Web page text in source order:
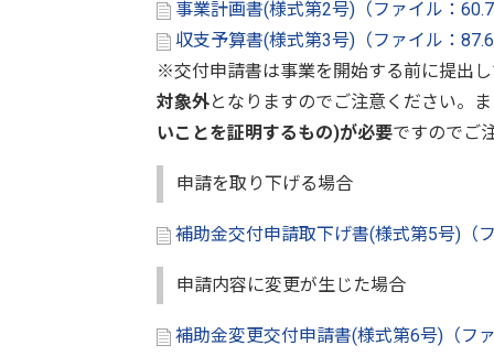
事業計画書(様式第2号)（ファイル：
収支予算書(様式第3号)（ファイル：
※交付申請書は事業を開始する前に提出
対象外となりますのでご注意ください。
いことを証明するもの)が必要ですのでご
申請を取り下げる場合
補助金交付申請取下げ書(様式第5号)（
申請内容に変更が生じた場合
補助金変更交付申請書(様式第6号)（フ